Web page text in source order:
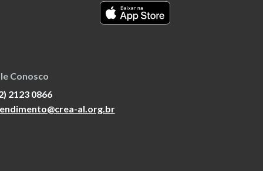
Conosco
2123 0866
al.org.br